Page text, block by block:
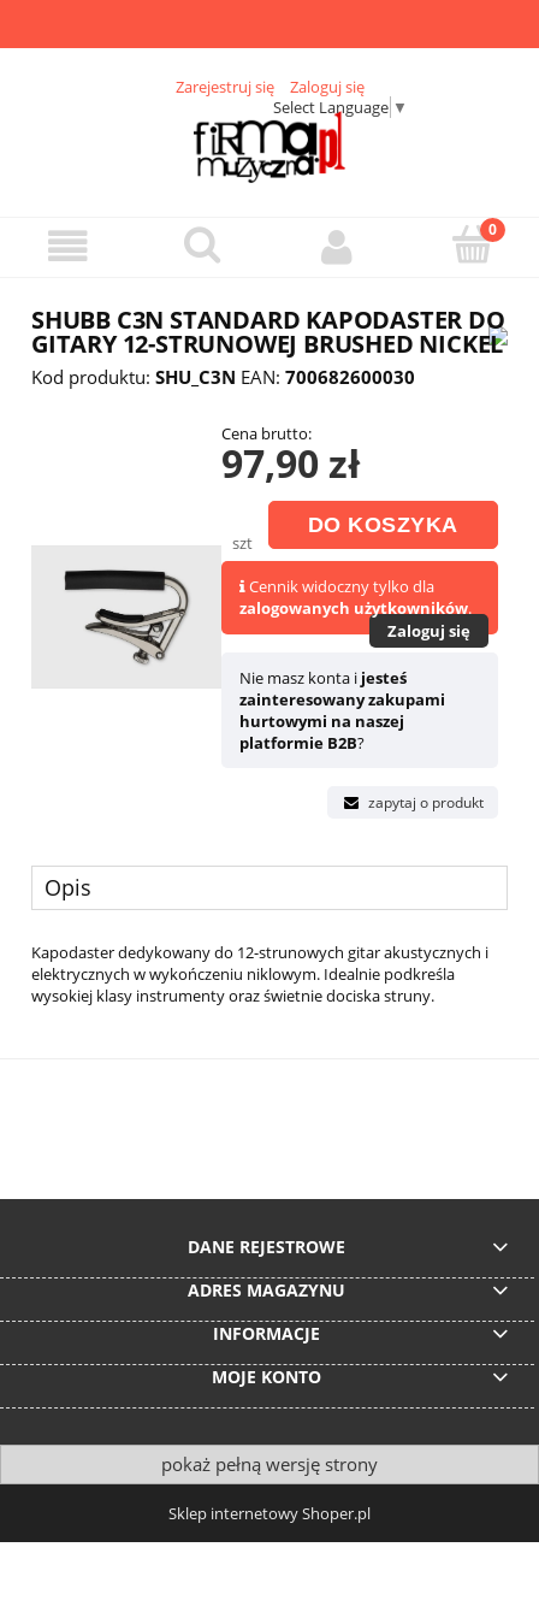
Zarejestruj się
Zaloguj się
Select Language ▼
SHUBB C3N STANDARD KAPODASTER DO
GITARY 12-STRUNOWEJ BRUSHED NICKEL
Kod produktu: SHU_C3N EAN: 700682600030
Cena brutto:
97,90 zł
szt
DO KOSZYKA
Cennik widoczny tylko dla
zalogowanych użytkowników.
Zaloguj się
Nie masz konta i jesteś
zainteresowany zakupami
hurtowymi na naszej
platformie B2B?
zapytaj o produkt
Opis
Kapodaster dedykowany do 12-strunowych gitar akustycznych i
elektrycznych w wykończeniu niklowym. Idealnie podkreśla
wysokiej klasy instrumenty oraz świetnie dociska struny.
DANE REJESTROWE
ADRES MAGAZYNU
INFORMACJE
MOJE KONTO
pokaż pełną wersję strony
Sklep internetowy Shoper.pl